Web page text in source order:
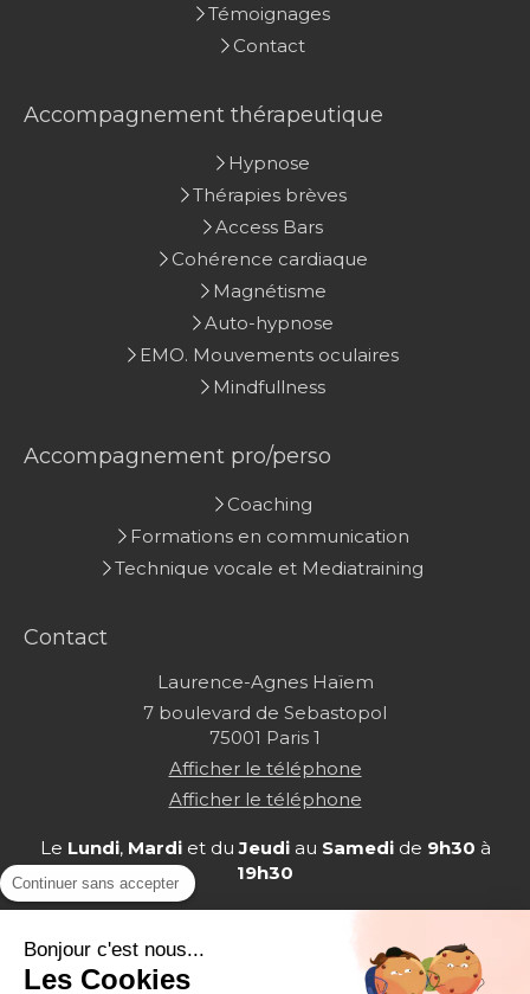
Témoignages
Contact
Accompagnement thérapeutique
Hypnose
Thérapies brèves
Access Bars
Cohérence cardiaque
Magnétisme
Auto-hypnose
EMO. Mouvements oculaires
Mindfullness
Accompagnement pro/perso
Coaching
Formations en communication
Technique vocale et Mediatraining
Contact
Laurence-Agnes Haïem
7 boulevard de Sebastopol
75001 Paris 1
Afficher le téléphone
Afficher le téléphone
Le Lundi, Mardiet duJeudiau Samedide 9h30 à
19h30
Continuer sans accepter
Bonjour c'est nous...
Les Cookies